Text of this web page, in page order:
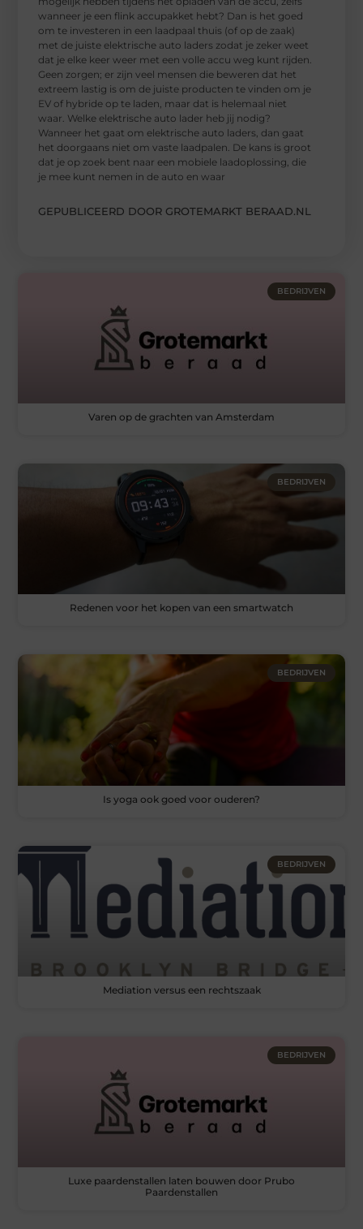
wanneer je een flink accupakket hebt? Dan is het goed
om te investeren in een laadpaal thuis (of op de zaak)
met de juiste elektrische auto laders zodat je zeker weet
dat je elke keer weer met een volle accu weg kunt rijden.
Geen zorgen; er zijn veel mensen die beweren dat het
extreem lastig is om de juiste producten te vinden om je
EV of hybride op te laden, maar dat is helemaal niet
waar. Welke elektrische auto lader heb jij nodig?
Wanneer het gaat om elektrische auto laders, dan gaat
het doorgaans niet om vaste laadpalen. De kans is groot
dat je op zoek bent naar een mobiele laadoplossing, die
je mee kunt nemen in de auto en waar
GEPUBLICEERD DOOR GROTEMARKT BERAAD.NL
BEDRIJVEN
Varen op de grachten van Amsterdam
BEDRIJVEN
Redenen voor het kopen van een smartwatch
BEDRIJVEN
Is yoga ook goed voor ouderen?
BEDRIJVEN
Mediation versus een rechtszaak
BEDRIJVEN
Luxe paardenstallen laten bouwen door Prubo
Paardenstallen